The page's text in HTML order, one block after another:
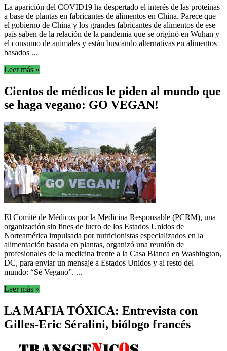
La aparición del COVID19 ha despertado el interés de las proteínas
a base de plantas en fabricantes de alimentos en China. Parece que
el gobierno de China y los grandes fabricantes de alimentos de ese
país saben de la relación de la pandemia que se originó en Wuhan y
el consumo de animales y están buscando alternativas en alimentos
basados ...
Leer más »
Cientos de médicos le piden al mundo que
se haga vegano: GO VEGAN!
El Comité de Médicos por la Medicina Responsable (PCRM), una
organización sin fines de lucro de los Estados Unidos de
Norteamérica impulsada por nutricionistas especializados en la
alimentación basada en plantas, organizó una reunión de
profesionales de la medicina frente a la Casa Blanca en Washington,
DC, para enviar un mensaje a Estados Unidos y al resto del
mundo: “Sé Vegano”. ...
Leer más »
LA MAFIA TÓXICA: Entrevista con
Gilles-Eric Séralini, biólogo francés